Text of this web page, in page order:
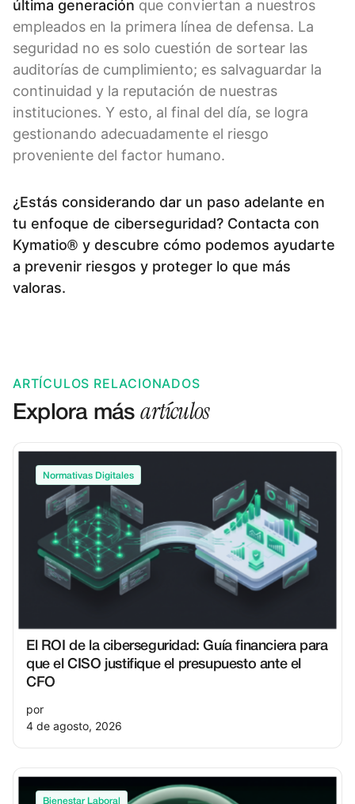
última generación que conviertan a nuestros
empleados en la primera línea de defensa. La
seguridad no es solo cuestión de sortear las
auditorías de cumplimiento; es salvaguardar la
continuidad y la reputación de nuestras
instituciones. Y esto, al final del día, se logra
gestionando adecuadamente el riesgo
proveniente del factor humano.
¿Estás considerando dar un paso adelante en
tu enfoque de ciberseguridad? Contacta con
Kymatio® y descubre cómo podemos ayudarte
a prevenir riesgos y proteger lo que más
valoras.
ARTÍCULOS RELACIONADOS
Explora másartículos
Normativas Digitales
El ROI de la ciberseguridad: Guía financiera para
que el CISO justifique el presupuesto ante el
CFO
por
4 de agosto, 2026
Bienestar Laboral